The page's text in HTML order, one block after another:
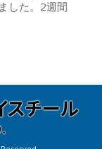
した。2週間